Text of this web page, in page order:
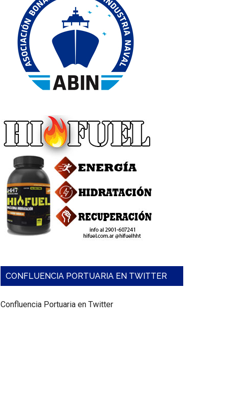
CONFLUENCIA PORTUARIA EN TWITTER
Confluencia Portuaria en Twitter